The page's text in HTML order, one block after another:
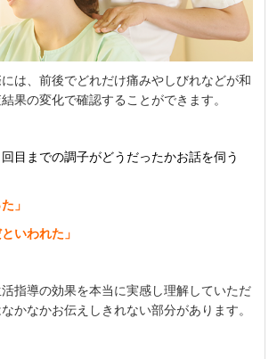
は、前後でどれだけ痛みやしびれなどが和
果の変化で確認することができます。
目までの調子がどうだったかお話を伺う
」
いわれた」
指導の効果を本当に実感し理解していただ
かなかお伝えしきれない部分があります。